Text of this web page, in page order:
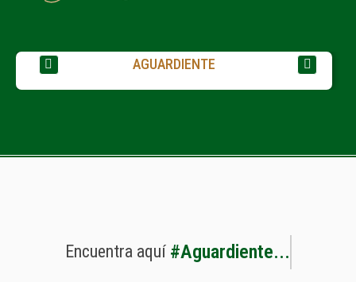
AGUARDIENTE
Encuentra aquí #Aguardiente...